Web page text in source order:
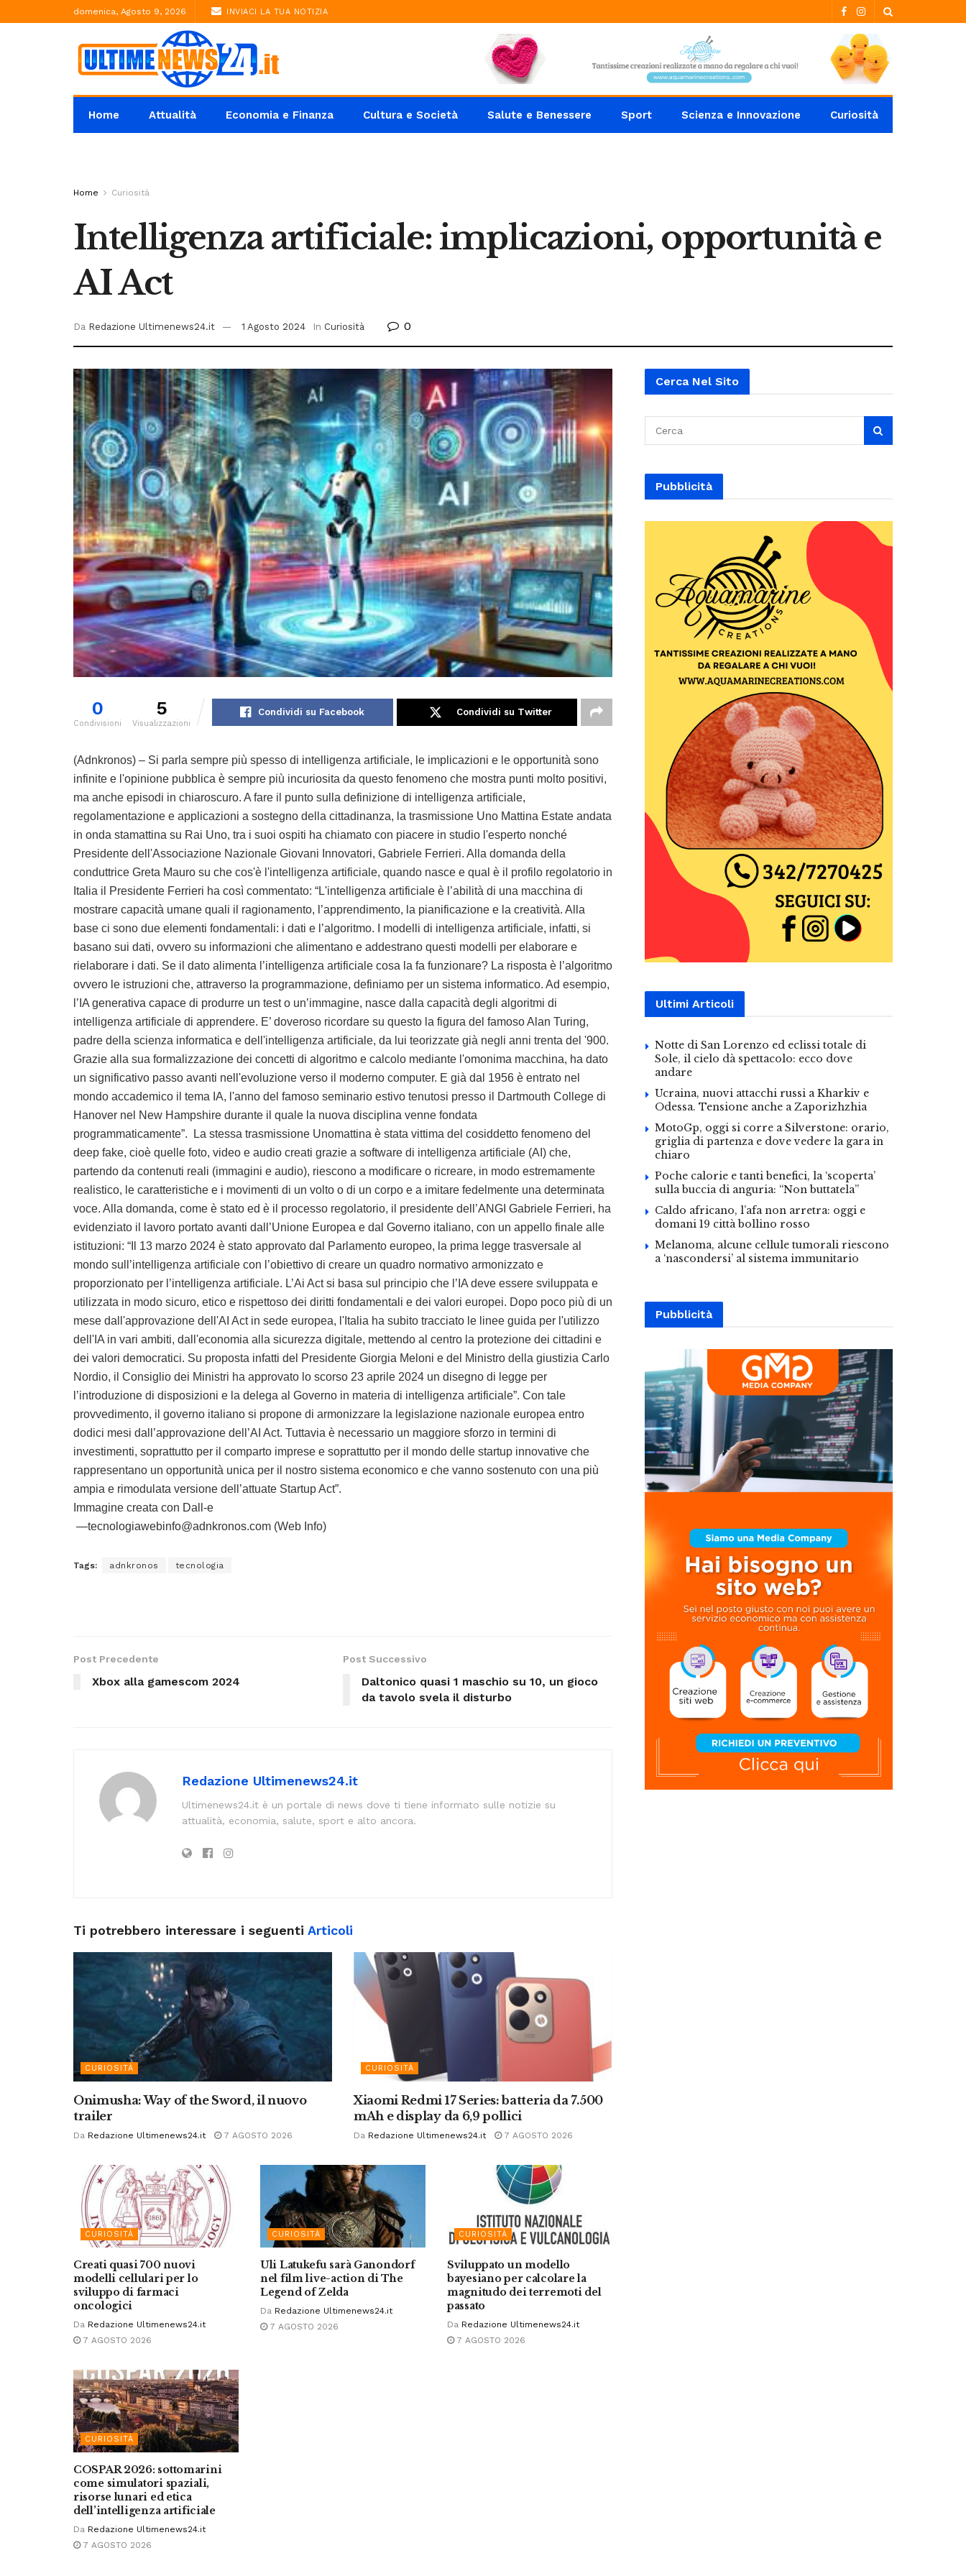
domenica, Agosto 9, 2026 INVIACI LA TUA NOTIZIA
Home Attualità Economia e Finanza Cultura e Società Salute e Benessere Sport Scienza e Innovazione Curiosità
Home Curiosità
Intelligenza artificiale: implicazioni, opportunità e
AI Act
Da Redazione Ultimenews24.it 1 Agosto 2024 In Curiosità 0
0
Condivisioni
5
Visualizzazioni
Condividi su Facebook Condividi su Twitter
(Adnkronos) – Si parla sempre più spesso di intelligenza artificiale, le implicazioni e le opportunità sono
infinite e l'opinione pubblica è sempre più incuriosita da questo fenomeno che mostra punti molto positivi,
ma anche episodi in chiaroscuro. A fare il punto sulla definizione di intelligenza artificiale,
regolamentazione e applicazioni a sostegno della cittadinanza, la trasmissione Uno Mattina Estate andata
in onda stamattina su Rai Uno, tra i suoi ospiti ha chiamato con piacere in studio l'esperto nonché
Presidente dell'Associazione Nazionale Giovani Innovatori, Gabriele Ferrieri. Alla domanda della
conduttrice Greta Mauro su che cos'è l'intelligenza artificiale, quando nasce e qual è il profilo regolatorio in
Italia il Presidente Ferrieri ha così commentato: “L'intelligenza artificiale è l’abilità di una macchina di
mostrare capacità umane quali il ragionamento, l’apprendimento, la pianificazione e la creatività. Alla
base ci sono due elementi fondamentali: i dati e l’algoritmo. I modelli di intelligenza artificiale, infatti, si
basano sui dati, ovvero su informazioni che alimentano e addestrano questi modelli per elaborare e
rielaborare i dati. Se il dato alimenta l’intelligenza artificiale cosa la fa funzionare? La risposta è l’algoritmo
ovvero le istruzioni che, attraverso la programmazione, definiamo per un sistema informatico. Ad esempio,
l’IA generativa capace di produrre un test o un’immagine, nasce dalla capacità degli algoritmi di
intelligenza artificiale di apprendere. E’ doveroso ricordare su questo la figura del famoso Alan Turing,
padre della scienza informatica e dell'intelligenza artificiale, da lui teorizzate già negli anni trenta del '900.
Grazie alla sua formalizzazione dei concetti di algoritmo e calcolo mediante l'omonima macchina, ha dato
un significativo passo avanti nell'evoluzione verso il moderno computer. E già dal 1956 è entrato nel
mondo accademico il tema IA, l'anno del famoso seminario estivo tenutosi presso il Dartmouth College di
Hanover nel New Hampshire durante il quale la nuova disciplina venne fondata
programmaticamente”. La stessa trasmissione Unomattina è stata vittima del cosiddetto fenomeno del
deep fake, cioè quelle foto, video e audio creati grazie a software di intelligenza artificiale (AI) che,
partendo da contenuti reali (immagini e audio), riescono a modificare o ricreare, in modo estremamente
realistico, le caratteristiche e i movimenti di un volto o di un corpo e a imitare fedelmente una determinata
voce. Alla domanda, come è stato ed è il processo regolatorio, il presidente dell’ANGI Gabriele Ferrieri, ha
evidenziato il lavoro portato avanti dall’Unione Europea e dal Governo italiano, con un appello finale alle
istituzioni: “Il 13 marzo 2024 è stato approvato dal Parlamento europeo, la prima legge trasversale al
mondo sull’intelligenza artificiale con l’obiettivo di creare un quadro normativo armonizzato e
proporzionato per l’intelligenza artificiale. L’Ai Act si basa sul principio che l’IA deve essere sviluppata e
utilizzata in modo sicuro, etico e rispettoso dei diritti fondamentali e dei valori europei. Dopo poco più di un
mese dall'approvazione dell'AI Act in sede europea, l'Italia ha subito tracciato le linee guida per l'utilizzo
dell'IA in vari ambiti, dall'economia alla sicurezza digitale, mettendo al centro la protezione dei cittadini e
dei valori democratici. Su proposta infatti del Presidente Giorgia Meloni e del Ministro della giustizia Carlo
Nordio, il Consiglio dei Ministri ha approvato lo scorso 23 aprile 2024 un disegno di legge per
l’introduzione di disposizioni e la delega al Governo in materia di intelligenza artificiale”. Con tale
provvedimento, il governo italiano si propone di armonizzare la legislazione nazionale europea entro
dodici mesi dall’approvazione dell’AI Act. Tuttavia è necessario un maggiore sforzo in termini di
investimenti, soprattutto per il comparto imprese e soprattutto per il mondo delle startup innovative che
rappresentano un opportunità unica per il nostro sistema economico e che vanno sostenuto con una più
ampia e rimodulata versione dell’attuate Startup Act”.
Immagine creata con Dall-e
—tecnologiawebinfo@adnkronos.com (Web Info)
Tags: adnkronos tecnologia
Post Precedente
Xbox alla gamescom 2024
Post Successivo
Daltonico quasi 1 maschio su 10, un gioco
da tavolo svela il disturbo
Redazione Ultimenews24.it
Ultimenews24.it è un portale di news dove ti tiene informato sulle notizie su
attualità, economia, salute, sport e alto ancora.
Ti potrebbero interessare i seguenti Articoli
CURIOSITÀ
Onimusha: Way of the Sword, il nuovo
trailer
Da Redazione Ultimenews24.it 7 AGOSTO 2026
CURIOSITÀ
Xiaomi Redmi 17 Series: batteria da 7.500
mAh e display da 6,9 pollici
Da Redazione Ultimenews24.it 7 AGOSTO 2026
CURIOSITÀ
Creati quasi 700 nuovi
modelli cellulari per lo
sviluppo di farmaci
oncologici
Da Redazione Ultimenews24.it
7 AGOSTO 2026
CURIOSITÀ
Uli Latukefu sarà Ganondorf
nel film live-action di The
Legend of Zelda
Da Redazione Ultimenews24.it
7 AGOSTO 2026
CURIOSITÀ
Sviluppato un modello
bayesiano per calcolare la
magnitudo dei terremoti del
passato
Da Redazione Ultimenews24.it
7 AGOSTO 2026
CURIOSITÀ
COSPAR 2026: sottomarini
come simulatori spaziali,
risorse lunari ed etica
dell’intelligenza artificiale
Da Redazione Ultimenews24.it
7 AGOSTO 2026
Cerca Nel Sito
Pubblicità
Ultimi Articoli
Notte di San Lorenzo ed eclissi totale di
Sole, il cielo dà spettacolo: ecco dove
andare
Ucraina, nuovi attacchi russi a Kharkiv e
Odessa. Tensione anche a Zaporizhzhia
MotoGp, oggi si corre a Silverstone: orario,
griglia di partenza e dove vedere la gara in
chiaro
Poche calorie e tanti benefici, la ‘scoperta’
sulla buccia di anguria: “Non buttatela”
Caldo africano, l’afa non arretra: oggi e
domani 19 città bollino rosso
Melanoma, alcune cellule tumorali riescono
a ‘nascondersi’ al sistema immunitario
Pubblicità